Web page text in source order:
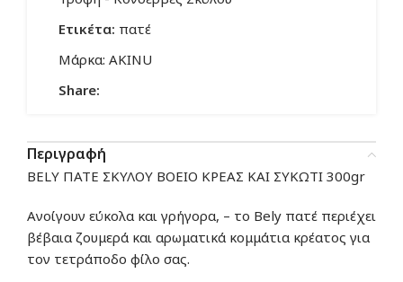
Ετικέτα: πατέ
Μάρκα: AKINU
Share:
Περιγραφή
BELY ΠΑΤΕ ΣΚΥΛΟΥ ΒΟΕΙΟ ΚΡΕΑΣ ΚΑΙ ΣΥΚΩΤΙ 300gr
Ανοίγουν εύκολα και γρήγορα, – το Bely πατέ περιέχει
βέβαια ζουμερά και αρωματικά κομμάτια κρέατος για
τον τετράποδο φίλο σας.